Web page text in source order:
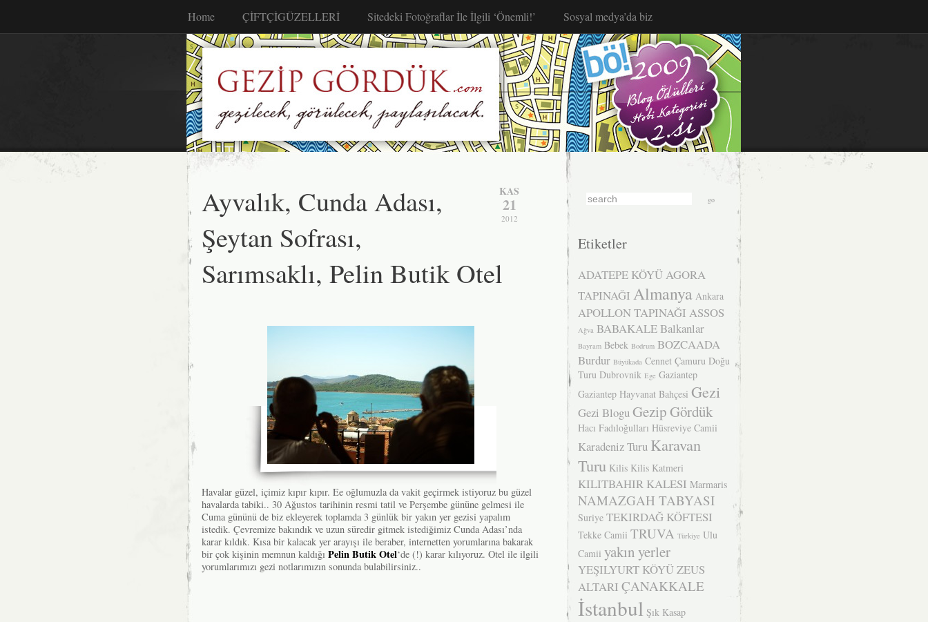
Home ÇİFTÇİGÜZELLERİ Sitedeki Fotoğraflar İle İlgili ‘Önemli!’ Sosyal medya’da biz
KAS
21
2012
Ayvalık, Cunda Adası,
Şeytan Sofrası,
Sarımsaklı, Pelin Butik Otel
Havalar güzel, içimiz kıpır kıpır. Ee oğlumuzla da vakit geçirmek istiyoruz bu güzel
havalarda tabiki.. 30 Ağustos tarihinin resmi tatil ve Perşembe gününe gelmesi ile
Cuma gününü de biz ekleyerek toplamda 3 günlük bir yakın yer gezisi yapalım
istedik. Çevremize bakındık ve uzun süredir gitmek istediğimiz Cunda Adası’nda
karar kıldık. Kısa bir kalacak yer arayışı ile beraber, internetten yorumlarına bakarak
bir çok kişinin memnun kaldığı Pelin Butik Otel‘de (!) karar kılıyoruz. Otel ile ilgili
yorumlarımızı gezi notlarımızın sonunda bulabilirsiniz..
Etiketler
ADATEPE KÖYÜAGORA
TAPINAĞI Almanya Ankara
APOLLON TAPINAĞI ASSOS
Ağva BABAKALE Balkanlar
Bayram Bebek Bodrum BOZCAADA
Burdur Büyükada Cennet Çamuru Doğu
Turu Dubrovnik Ege Gaziantep
Gaziantep Hayvanat Bahçesi Gezi
Gezi BloguGezip Gördük
Hacı Fadıloğulları Hüsreviye Camii
Karadeniz Turu Karavan
Turu Kilis Kilis Katmeri
KILITBAHIR KALESI Marmaris
NAMAZGAH TABYASI
Suriye TEKIRDAĞ KÖFTESI
Tekke Camii TRUVA Türkiye Ulu
Camii yakın yerler
YEŞILYURT KÖYÜZEUS
ALTARI ÇANAKKALE
İstanbul Şık Kasap